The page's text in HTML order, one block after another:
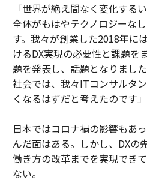
「世界が絶え間なく変化する
全体がもはやテクノロジーな
す。我々が創業した2018年に
けるDX実現の必要性と課題を
題を発表し、話題となりまし
社会では、我々ITコンサルタ
くなるはずだと考えたのです」
日本ではコロナ禍の影響もあ
んだ面はある。しかし、DXの
働き方の改革までを実現でき
ない。